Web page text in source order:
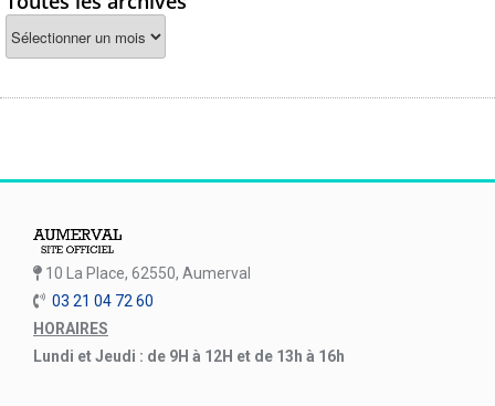
10 La Place, 62550, Aumerval
03 21 04 72 60
HORAIRES
Lundi et Jeudi : de 9H à 12H et de 13h à 16h